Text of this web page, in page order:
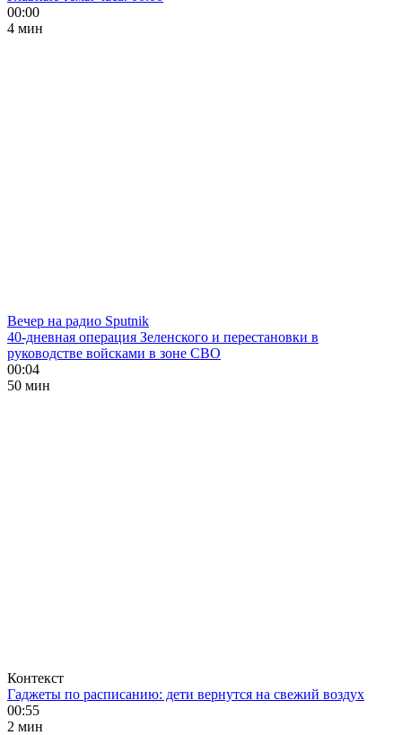
00:00
4 мин
Вечер на радио Sputnik
40-дневная операция Зеленского и перестановки в
руководстве войсками в зоне СВО
00:04
50 мин
Контекст
Гаджеты по расписанию: дети вернутся на свежий воздух
00:55
2 мин